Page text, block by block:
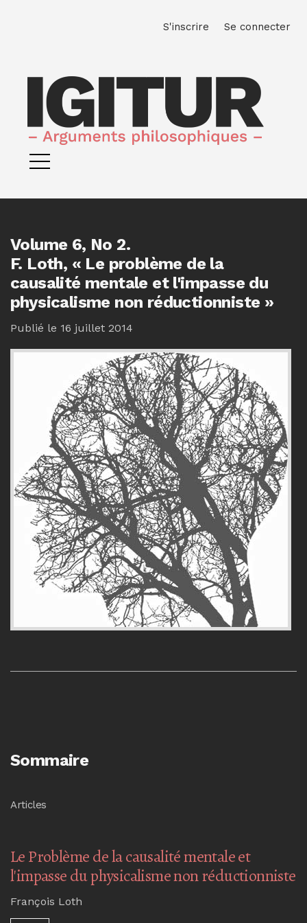
S'inscrire Se connecter
Volume 6, No 2.
F. Loth, « Le problème de la
causalité mentale et l'impasse du
physicalisme non réductionniste »
Publié le 16 juillet 2014
Sommaire
Articles
Le Problème de la causalité mentale et
l'impasse du physicalisme non réductionniste
François Loth